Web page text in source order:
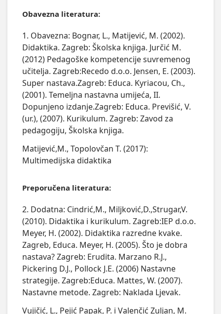
Obavezna literatura:
1. Obavezna: Bognar, L., Matijević, M. (2002).
Didaktika. Zagreb: Školska knjiga. Jurčić M.
(2012) Pedagoške kompetencije suvremenog
učitelja. Zagreb:Recedo d.o.o. Jensen, E. (2003).
Super nastava.Zagreb: Educa. Kyriacou, Ch.,
(2001). Temeljna nastavna umijeća, II.
Dopunjeno izdanje.Zagreb: Educa. Previšić, V.
(ur.), (2007). Kurikulum. Zagreb: Zavod za
pedagogiju, Školska knjiga.
Matijević,M., Topolovčan T. (2017):
Multimedijska didaktika
Preporučena literatura:
2. Dodatna: Cindrić,M., Miljković,D.,Strugar,V.
(2010). Didaktika i kurikulum. Zagreb:IEP d.o.o.
Meyer, H. (2002). Didaktika razredne kvake.
Zagreb, Educa. Meyer, H. (2005). Što je dobra
nastava? Zagreb: Erudita. Marzano R.J.,
Pickering D.J., Pollock J.E. (2006) Nastavne
strategije. Zagreb:Educa. Mattes, W. (2007).
Nastavne metode. Zagreb: Naklada Ljevak.
Vujičić, L., Pejić Papak, P. i Valenčić Zuljan, M.